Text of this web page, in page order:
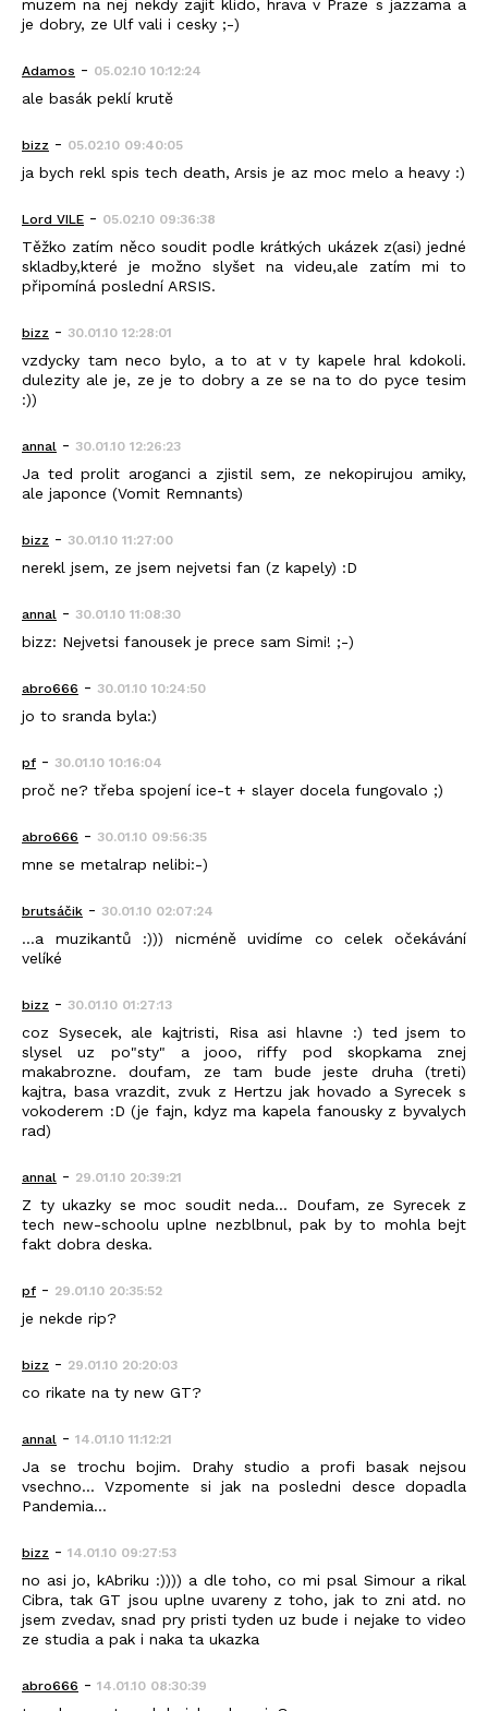
muzem na nej nekdy zajit klido, hrava v Praze s jazzama a
je dobry, ze Ulf vali i cesky ;-)
Adamos - 05.02.10 10:12:24
ale basák peklí krutě
bizz - 05.02.10 09:40:05
ja bych rekl spis tech death, Arsis je az moc melo a heavy :)
Lord VILE - 05.02.10 09:36:38
Těžko zatím něco soudit podle krátkých ukázek z(asi) jedné
skladby,které je možno slyšet na videu,ale zatím mi to
připomíná poslední ARSIS.
bizz - 30.01.10 12:28:01
vzdycky tam neco bylo, a to at v ty kapele hral kdokoli.
dulezity ale je, ze je to dobry a ze se na to do pyce tesim
:))
annal - 30.01.10 12:26:23
Ja ted prolit aroganci a zjistil sem, ze nekopirujou amiky,
ale japonce (Vomit Remnants)
bizz - 30.01.10 11:27:00
nerekl jsem, ze jsem nejvetsi fan (z kapely) :D
annal - 30.01.10 11:08:30
bizz: Nejvetsi fanousek je prece sam Simi! ;-)
abro666 - 30.01.10 10:24:50
jo to sranda byla:)
pf - 30.01.10 10:16:04
proč ne? třeba spojení ice-t + slayer docela fungovalo ;)
abro666 - 30.01.10 09:56:35
mne se metalrap nelibi:-)
brutsáčik - 30.01.10 02:07:24
...a muzikantů :))) nicméně uvidíme co celek očekávání
velíké
bizz - 30.01.10 01:27:13
coz Sysecek, ale kajtristi, Risa asi hlavne :) ted jsem to
slysel uz po"sty" a jooo, riffy pod skopkama znej
makabrozne. doufam, ze tam bude jeste druha (treti)
kajtra, basa vrazdit, zvuk z Hertzu jak hovado a Syrecek s
vokoderem :D (je fajn, kdyz ma kapela fanousky z byvalych
rad)
annal - 29.01.10 20:39:21
Z ty ukazky se moc soudit neda... Doufam, ze Syrecek z
tech new-schoolu uplne nezblbnul, pak by to mohla bejt
fakt dobra deska.
pf - 29.01.10 20:35:52
je nekde rip?
bizz - 29.01.10 20:20:03
co rikate na ty new GT?
annal - 14.01.10 11:12:21
Ja se trochu bojim. Drahy studio a profi basak nejsou
vsechno... Vzpomente si jak na posledni desce dopadla
Pandemia...
bizz - 14.01.10 09:27:53
no asi jo, kAbriku :)))) a dle toho, co mi psal Simour a rikal
Cibra, tak GT jsou uplne uvareny z toho, jak to zni atd. no
jsem zvedav, snad pry pristi tyden uz bude i nejake to video
ze studia a pak i naka ta ukazka
abro666 - 14.01.10 08:30:39